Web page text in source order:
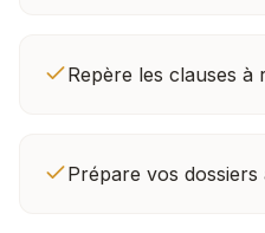
Repère les clauses à
Prépare vos